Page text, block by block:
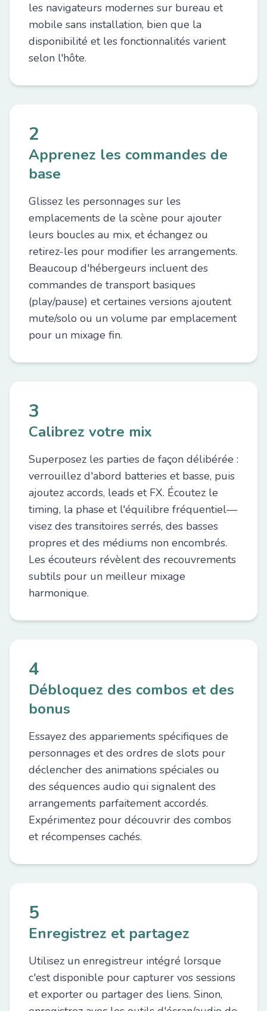
les navigateurs modernes sur bureau et
mobile sans installation, bien que la
disponibilité et les fonctionnalités varient
selon l'hôte.
2
Apprenez les commandes de
base
Glissez les personnages sur les
emplacements de la scène pour ajouter
leurs boucles au mix, et échangez ou
retirez-les pour modifier les arrangements.
Beaucoup d'hébergeurs incluent des
commandes de transport basiques
(play/pause) et certaines versions ajoutent
mute/solo ou un volume par emplacement
pour un mixage fin.
3
Calibrez votre mix
Superposez les parties de façon délibérée :
verrouillez d'abord batteries et basse, puis
ajoutez accords, leads et FX. Écoutez le
timing, la phase et l'équilibre fréquentiel—
visez des transitoires serrés, des basses
propres et des médiums non encombrés.
Les écouteurs révèlent des recouvrements
subtils pour un meilleur mixage
harmonique.
4
Débloquez des combos et des
bonus
Essayez des appariements spécifiques de
personnages et des ordres de slots pour
déclencher des animations spéciales ou
des séquences audio qui signalent des
arrangements parfaitement accordés.
Expérimentez pour découvrir des combos
et récompenses cachés.
5
Enregistrez et partagez
Utilisez un enregistreur intégré lorsque
c'est disponible pour capturer vos sessions
et exporter ou partager des liens. Sinon,